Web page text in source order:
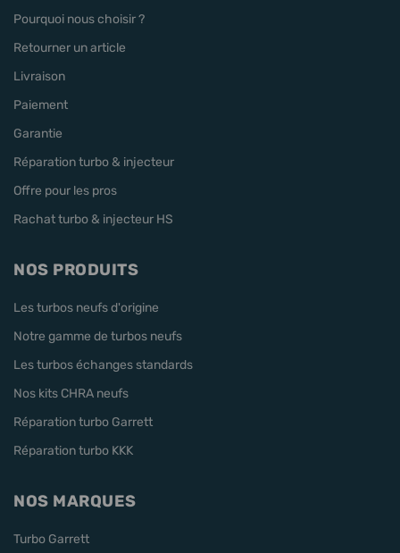
Pourquoi nous choisir ?
Retourner un article
Livraison
Paiement
Garantie
Réparation turbo & injecteur
Offre pour les pros
Rachat turbo & injecteur HS
NOS PRODUITS
Les turbos neufs d'origine
Notre gamme de turbos neufs
Les turbos échanges standards
Nos kits CHRA neufs
Réparation turbo Garrett
Réparation turbo KKK
NOS MARQUES
Turbo Garrett